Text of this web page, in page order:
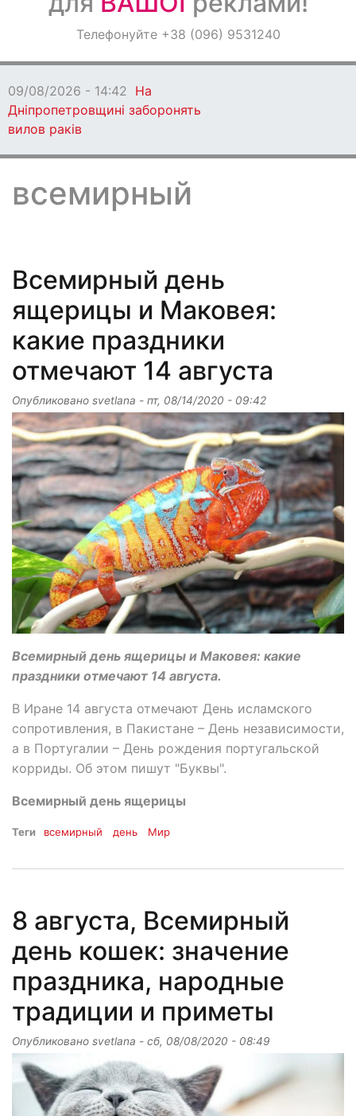
ОголошенняТелефонуйте +38 (096) 9531240
09/08/2026 - 14:42 На
Дніпропетровщині заборонять
вилов раків
всемирный
Всемирный день
ящерицы и Маковея:
какие праздники
отмечают 14 августа
Опубликовано svetlana - пт, 08/14/2020 - 09:42
Всемирный день ящерицы и Маковея: какие
праздники отмечают 14 августа.
В Иране 14 августа отмечают День исламского
сопротивления, в Пакистане – День независимости,
а в Португалии – День рождения португальской
корриды. Об этом пишут "Буквы".
Всемирный день ящерицы
Теги всемирный день Мир
8 августа, Всемирный
день кошек: значение
праздника, народные
традиции и приметы
Опубликовано svetlana - сб, 08/08/2020 - 08:49